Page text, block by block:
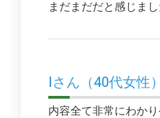
まだまだだと感じまし
Iさん（40代女性）
内容全て非常にわか